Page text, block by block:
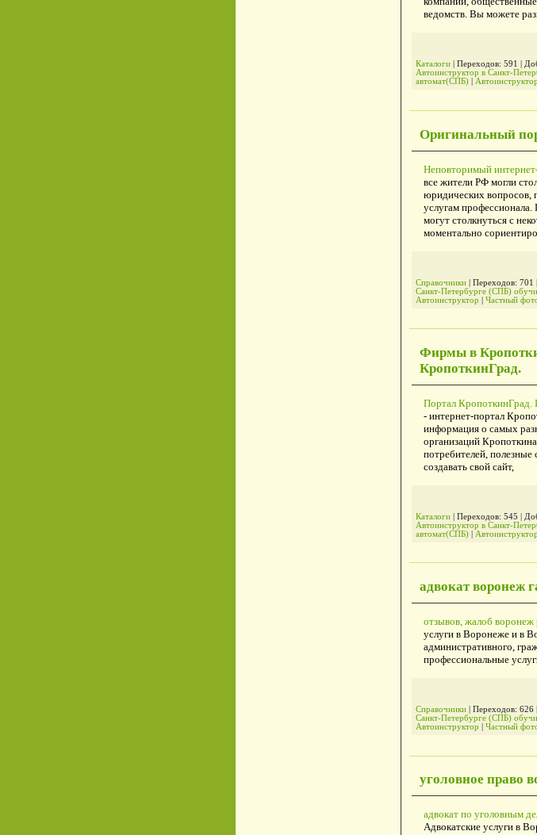
ведомств. Вы можете
Каталоги| Переходов: 591 |
Автоинструктор в Санкт-
автомат(СПБ)
Автоинструктор
Оригинальный
Неповторимый
все жители РФ могли
юридических вопросов,
услугам профессионала.
могут столкнуться с
моментально
Справочники| Переходов: 701
Санкт-Петербурге (СПБ)
Автоинструктор
Частный
Фирмы в
КропоткинГрад.
Портал КропоткинГрад.
- интернет-портал
информация о самых
организаций
потребителей,
создавать свой сайт,
Каталоги| Переходов: 545 |
Автоинструктор в Санкт-
автомат(СПБ)
Автоинструктор
адвокат воронеж
отзывов, жалоб
услуги в Воронеже и в
административного,
профессиональные
Справочники| Переходов: 626
Санкт-Петербурге (СПБ)
Автоинструктор
Частный
уголовное право
адвокат по уголовным
Адвокатские услуги в